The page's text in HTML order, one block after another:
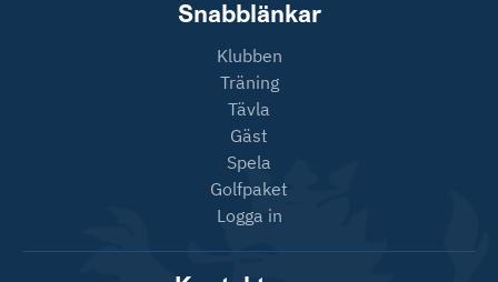
Snabblänkar
Klubben
Träning
Tävla
Gäst
Spela
Golfpaket
Logga in